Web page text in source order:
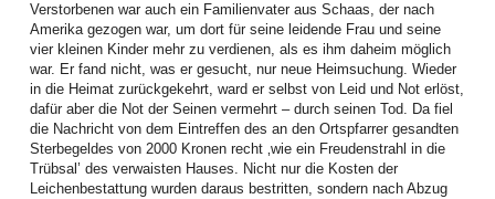
Martin Luther hat diesen Zusammenhang einmal zugespitzt formuliert: „Bete,
als ob alles Arbeiten nichts nütze, und arbeite, als ob alles Beten nichts
nütze.“ Diese Haltung schützt vor zwei Extremen. Sie bewahrt davor,
Probleme einfach wegzuspiritualisieren – und sie verhindert gleichzeitig, dass
wir glauben, alles allein tragen zu müssen.
Gerade in Beziehungen kann diese Haltung heilsam sein. Sie verbindet
Vertrauen mit Verantwortung. Paare dürfen ihre Beziehung Gott anvertrauen –
und zugleich aktiv an ihr arbeiten.
Verstorbenen war auch ein Familienvater aus Schaas, der nach
Amerika gezogen war, um dort für seine leidende Frau und seine
vier kleinen Kinder mehr zu verdienen, als es ihm daheim möglich
war. Er fand nicht, was er gesucht, nur neue Heimsuchung. Wieder
in die Heimat zurückgekehrt, ward er selbst von Leid und Not erlöst,
dafür aber die Not der Seinen vermehrt – durch seinen Tod. Da fiel
die Nachricht von dem Eintreffen des an den Ortspfarrer gesandten
Sterbegeldes von 2000 Kronen recht ‚wie ein Freudenstrahl in die
Trübsal’ des verwaisten Hauses. Nicht nur die Kosten der
Leichenbestattung wurden daraus bestritten, sondern nach Abzug